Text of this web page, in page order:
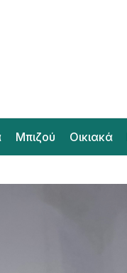
Μπιζού Οικιακά